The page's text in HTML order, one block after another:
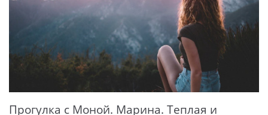
Прогулка с Моной. Марина. Теплая и